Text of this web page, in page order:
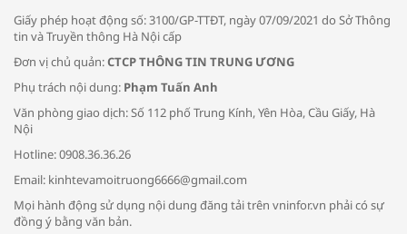
Bác sĩ tư vấn cách phòng tránh bệnh
đường hô hấp trong thời tiết giao mùa
Giấy phép hoạt động số: 3100/GP-TTĐT, ngày 07/09/2021 do Sở Thông
tin và Truyền thông Hà Nội cấp
Đơn vị chủ quản:CTCP THÔNG TIN TRUNG ƯƠNG
Phụ trách nội dung: Phạm Tuấn Anh
Văn phòng giao dịch: Số 112 phố Trung Kính, Yên Hòa, Cầu Giấy, Hà
Nội
Hotline: 0908.36.36.26
Email: kinhtevamoitruong6666@gmail.com
Mọi hành động sử dụng nội dung đăng tải trên vninfor.vn phải có sự
đồng ý bằng văn bản.